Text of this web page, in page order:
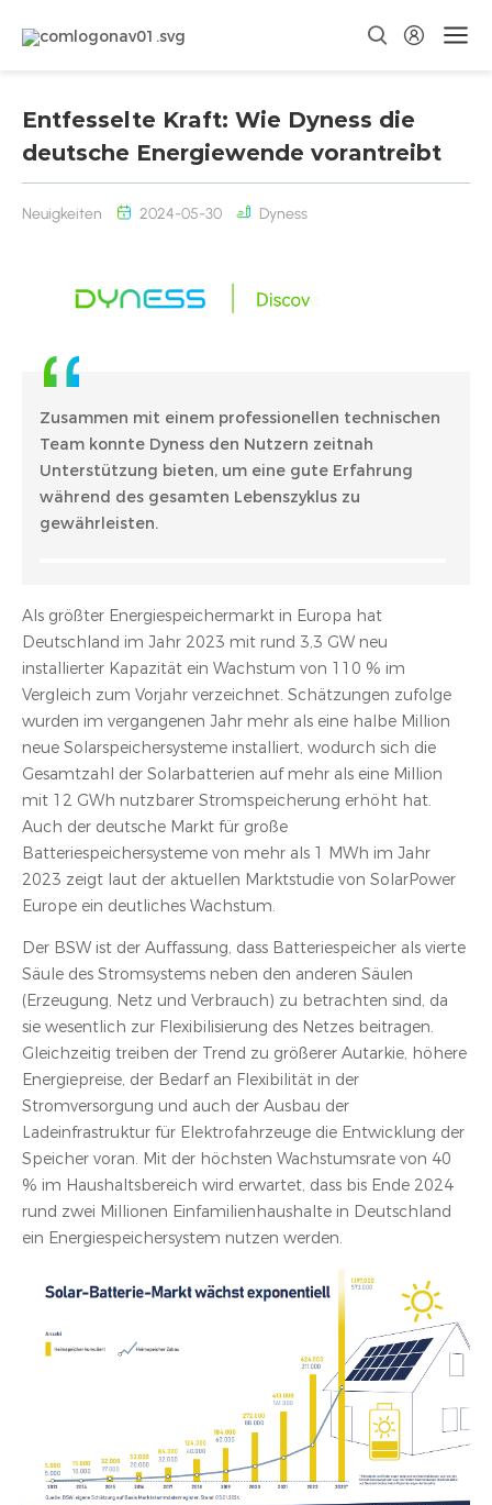
Entfesselte Kraft: Wie Dyness die
deutsche Energiewende vorantreibt
Neuigkeiten 2024-05-30 Dyness
Zusammen mit einem professionellen technischen
Team konnte Dyness den Nutzern zeitnah
Unterstützung bieten, um eine gute Erfahrung
während des gesamten Lebenszyklus zu
gewährleisten.
Als größter Energiespeichermarkt in Europa hat
Deutschland im Jahr 2023 mit rund 3,3 GW neu
installierter Kapazität ein Wachstum von 110 % im
Vergleich zum Vorjahr verzeichnet. Schätzungen zufolge
wurden im vergangenen Jahr mehr als eine halbe Million
neue Solarspeichersysteme installiert, wodurch sich die
Gesamtzahl der Solarbatterien auf mehr als eine Million
mit 12 GWh nutzbarer Stromspeicherung erhöht hat.
Auch der deutsche Markt für große
Batteriespeichersysteme von mehr als 1 MWh im Jahr
2023 zeigt laut der aktuellen Marktstudie von SolarPower
Europe ein deutliches Wachstum.
Der BSW ist der Auffassung, dass Batteriespeicher als vierte
Säule des Stromsystems neben den anderen Säulen
(Erzeugung, Netz und Verbrauch) zu betrachten sind, da
sie wesentlich zur Flexibilisierung des Netzes beitragen.
Gleichzeitig treiben der Trend zu größerer Autarkie, höhere
Energiepreise, der Bedarf an Flexibilität in der
Stromversorgung und auch der Ausbau der
Ladeinfrastruktur für Elektrofahrzeuge die Entwicklung der
Speicher voran. Mit der höchsten Wachstumsrate von 40
% im Haushaltsbereich wird erwartet, dass bis Ende 2024
rund zwei Millionen Einfamilienhaushalte in Deutschland
ein Energiespeichersystem nutzen werden.